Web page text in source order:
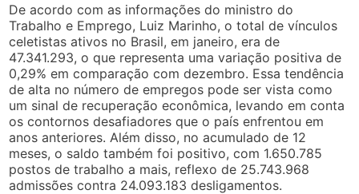
De acordo com as informações do ministro do
Trabalho e Emprego, Luiz Marinho, o total de vínculos
celetistas ativos no Brasil, em janeiro, era de
47.341.293, o que representa uma variação positiva de
0,29% em comparação com dezembro. Essa tendência
de alta no número de empregos pode ser vista como
um sinal de recuperação econômica, levando em conta
os contornos desafiadores que o país enfrentou em
anos anteriores. Além disso, no acumulado de 12
meses, o saldo também foi positivo, com 1.650.785
postos de trabalho a mais, reflexo de 25.743.968
admissões contra 24.093.183 desligamentos.